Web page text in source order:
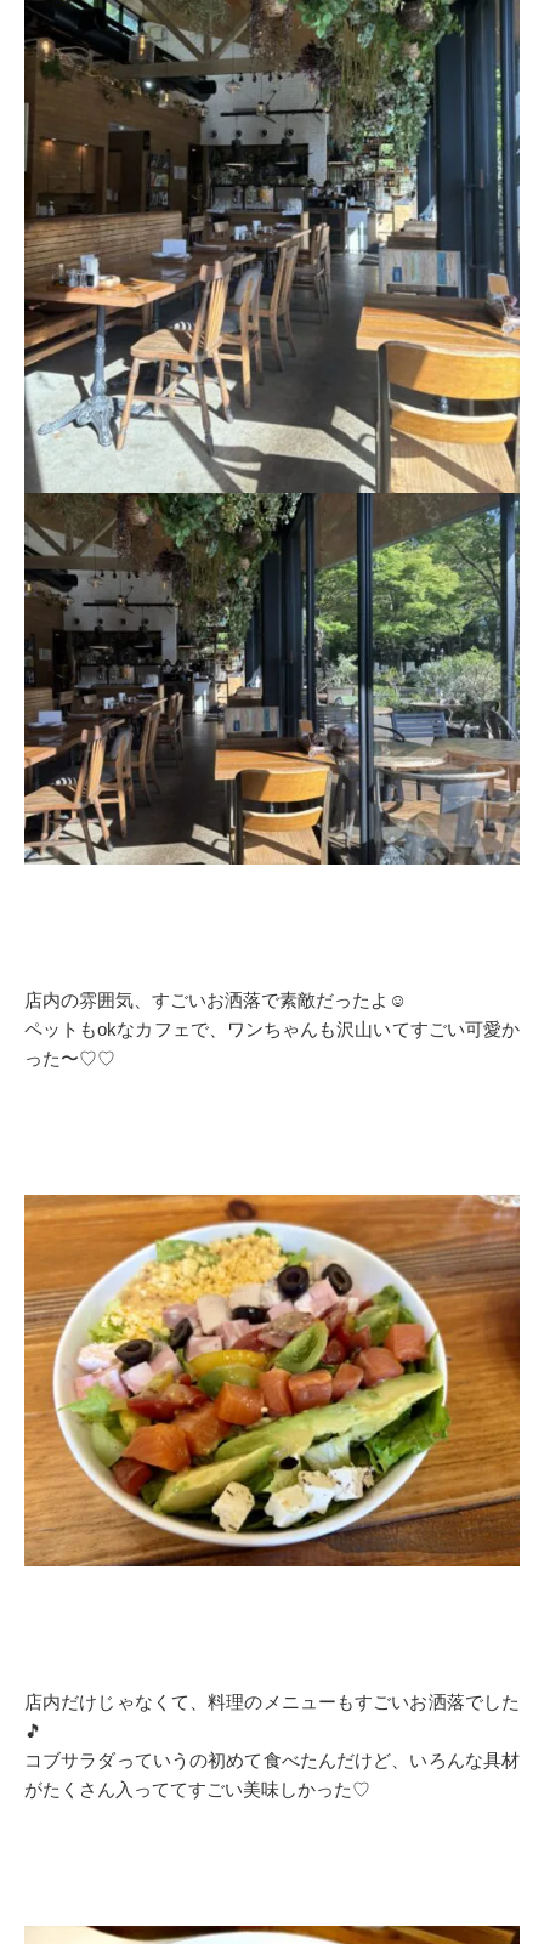
店内の雰囲気、すごいお洒落で素敵だったよ☺️
ペットもokなカフェで、ワンちゃんも沢山いてすごい可愛か
った〜♡♡
店内だけじゃなくて、料理のメニューもすごいお洒落でした
🎵
コブサラダっていうの初めて食べたんだけど、いろんな具材
がたくさん入っててすごい美味しかった♡